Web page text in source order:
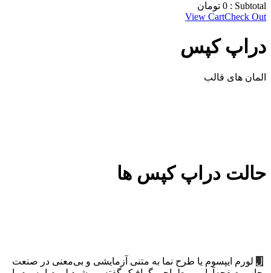
Subtotal :
0 تومان
View CartCheck Out
دراپ کپس
المان های قالب
حالت دراپ کپس ها
ل لورم ایپسوم یا طرح‌ نما به متنی آزمایشی و بی‌معنی در صنعت